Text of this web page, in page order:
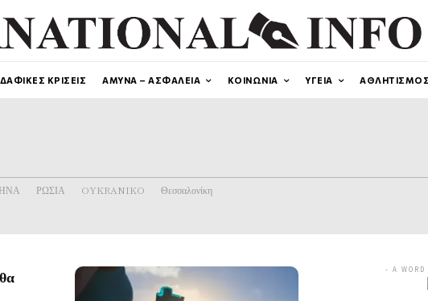
ΚΡΙΣΕΙΣ ΑΜΥΝΑ – ΑΣΦΑΛΕΙΑ ΚΟΙΝΩΝΙΑ ΥΓΕΙΑ ΑΘΛΗΤΙΣΜΟΣ
ΡΩΣΙΑ OYKRANIKO Θεσσαλονίκη
- A WORD